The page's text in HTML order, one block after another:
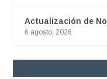
Actualización de
6 agosto, 2026